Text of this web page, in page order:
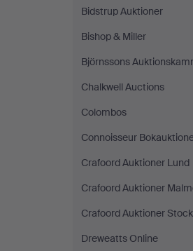
Bidstrup Auktioner
Bishop & Miller
Björnssons
Chalkwell Auctions
Colombos
Connoisseur
Crafoord Auktioner Lund
Crafoord Auktioner
Crafoord Auktioner
Dreweatts Online